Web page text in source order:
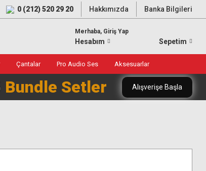
0 (212) 520 29 20 Hakkımızda Banka Bilgileri
Merhaba, Giriş Yap
Hesabım Sepetim
Çantalar Pro Audio Ses Aksesuarlar
Bundle Setler Alışverişe Başla